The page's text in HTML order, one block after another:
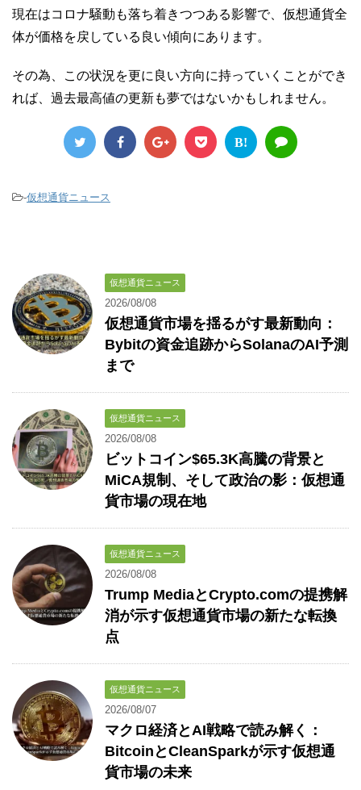
現在はコロナ騒動も落ち着きつつある影響で、仮想通貨全
体が価格を戻している良い傾向にあります。
その為、この状況を更に良い方向に持っていくことができ
れば、過去最高値の更新も夢ではないかもしれません。
B!
-仮想通貨ニュース
仮想通貨ニュース
2026/08/08
仮想通貨市場を揺るがす最新動向：
Bybitの資金追跡からSolanaのAI予測
まで
仮想通貨ニュース
2026/08/08
ビットコイン$65.3K高騰の背景と
MiCA規制、そして政治の影：仮想通
貨市場の現在地
仮想通貨ニュース
2026/08/08
Trump MediaとCrypto.comの提携解
消が示す仮想通貨市場の新たな転換
点
仮想通貨ニュース
2026/08/07
マクロ経済とAI戦略で読み解く：
BitcoinとCleanSparkが示す仮想通
貨市場の未来